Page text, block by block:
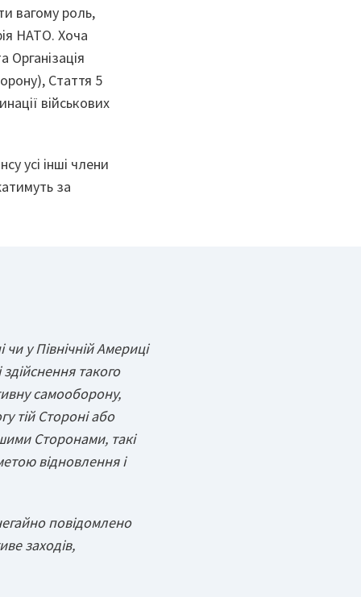
вагому роль,
НАТО. Хоча
Організація
Стаття 5
військових
усі інші члени
за
у Північній Америці
такого
самооборону,
тій Стороні або
Сторонами, такі
відновлення і
повідомлено
заходів,